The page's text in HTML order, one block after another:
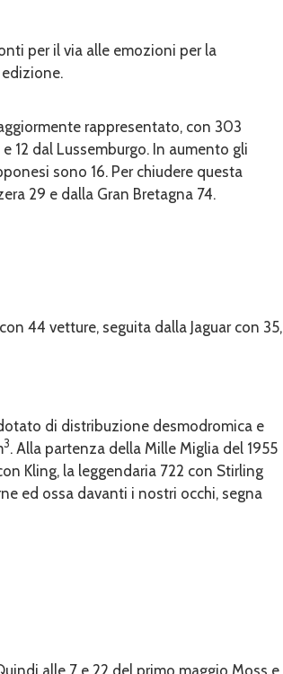
per il via alle emozioni per la
rappresentato, con 303
12 dal Lussemburgo. In aumento gli
sono 16. Per chiudere questa
29 e dalla Gran Bretagna 74.
44 vetture, seguita dalla Jaguar con 35,
di distribuzione desmodromica e
3. Alla partenza della Mille Miglia del 1955
Kling, la leggendaria 722 con Stirling
ed ossa davanti i nostri occhi, segna